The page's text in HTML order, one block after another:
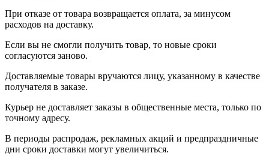
При отказе от товара возвращается оплата, за минусом
расходов на доставку.
Если вы не смогли получить товар, то новые сроки
согласуются заново.
Доставляемые товары вручаются лицу, указанному в качестве
получателя в заказе.
Курьер не доставляет заказы в общественные места, только по
точному адресу.
В периоды распродаж, рекламных акций и предпраздничные
дни сроки доставки могут увеличиться.